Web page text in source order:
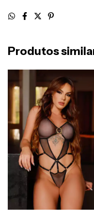
Produtos